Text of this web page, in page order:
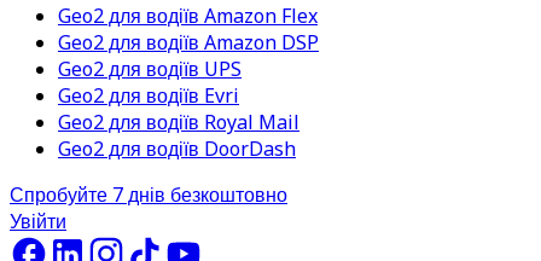
Geo2 для водіїв Amazon Flex
Geo2 для водіїв Amazon DSP
Geo2 для водіїв UPS
Geo2 для водіїв Evri
Geo2 для водіїв Royal Mail
Geo2 для водіїв DoorDash
Спробуйте 7 днів безкоштовно
Увійти